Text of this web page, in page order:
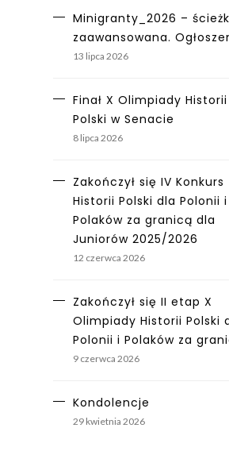
Minigranty_2026 –
zaawansowana.
13 lipca 2026
Finał X Olimpiady Historii
Polski w Senacie
8 lipca 2026
Zakończył się IV Konkurs
Historii Polski dla Polonii i
Polaków za granicą dla
Juniorów 2025/2026
12 czerwca 2026
Zakończył się II etap X
Olimpiady Historii Polski
Polonii i Polaków za
9 czerwca 2026
Kondolencje
29 kwietnia 2026